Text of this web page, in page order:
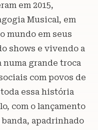
em 2015,
Musical, em
mundo em seus
shows e vivendo a
numa grande troca
com povos de
essa história
com o lançamento
apadrinhado